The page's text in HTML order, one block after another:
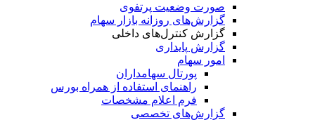
صورت وضعیت پرتفوی
گزارش‌های روزانه بازار سهام
گزارش کنترل‌های داخلی
گزارش پایداری
امور سهام
پورتال سهامداران
راهنمای استفاده از همراه بورس
فرم اعلام مشخصات
گزارش‌های تخصصی